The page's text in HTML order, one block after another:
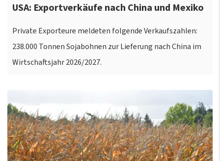
USA: Exportverkäufe nach China und Mexiko
Private Exporteure meldeten folgende Verkaufszahlen:
238.000 Tonnen Sojabohnen zur Lieferung nach China im
Wirtschaftsjahr 2026/2027.